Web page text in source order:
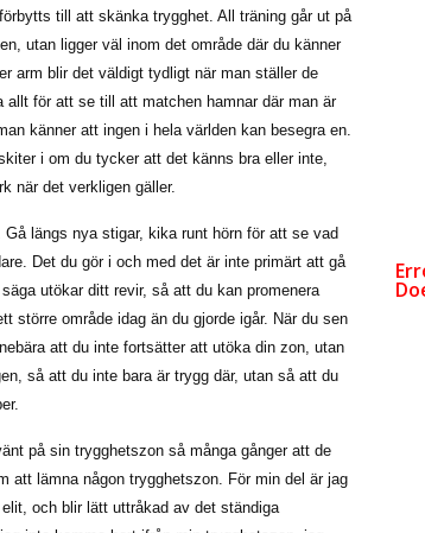
till att skänka trygghet. All träning går ut på
utan ligger väl inom det område där du känner
arm blir det väldigt tydligt när man ställer de
för att se till att matchen hamnar där man är
känner att ingen i hela världen kan besegra en.
i om du tycker att det känns bra eller inte,
när det verkligen gäller.
längs nya stigar, kika runt hörn för att se vad
Det du gör i och med det är inte primärt att gå
utökar ditt revir, så att du kan promenera
större område idag än du gjorde igår. När du sen
att du inte fortsätter att utöka din zon, utan
så att du inte bara är trygg där, utan så att du
på sin trygghetszon så många gånger att de
att lämna någon trygghetszon. För min del är jag
och blir lätt uttråkad av det ständiga